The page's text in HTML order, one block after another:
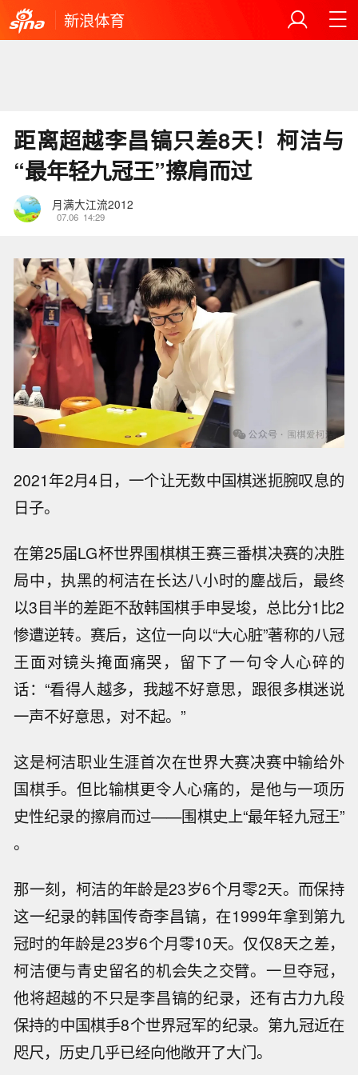
新浪体育
距离超越李昌镐只差8天！柯洁与
“最年轻九冠王”擦肩而过
月满大江流2012
07.06 14:29
2021年2月4日，一个让无数中国棋迷扼腕叹息的
日子。
在第25届LG杯世界围棋棋王赛三番棋决赛的决胜
局中，执黑的柯洁在长达八小时的鏖战后，最终
以3目半的差距不敌韩国棋手申旻埈，总比分1比2
惨遭逆转。赛后，这位一向以“大心脏”著称的八冠
王面对镜头掩面痛哭，留下了一句令人心碎的
话：“看得人越多，我越不好意思，跟很多棋迷说
一声不好意思，对不起。”
这是柯洁职业生涯首次在世界大赛决赛中输给外
国棋手。但比输棋更令人心痛的，是他与一项历
史性纪录的擦肩而过——围棋史上“最年轻九冠王”
。
那一刻，柯洁的年龄是23岁6个月零2天。而保持
这一纪录的韩国传奇李昌镐，在1999年拿到第九
冠时的年龄是23岁6个月零10天。仅仅8天之差，
柯洁便与青史留名的机会失之交臂。一旦夺冠，
他将超越的不只是李昌镐的纪录，还有古力九段
保持的中国棋手8个世界冠军的纪录。第九冠近在
咫尺，历史几乎已经向他敞开了大门。